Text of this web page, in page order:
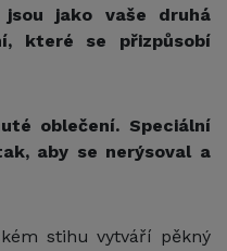
jsou jako vaše druhá
které se přizpůsobí
oblečení. Speciální
aby se nerýsoval a
stihu vytváří pěkný